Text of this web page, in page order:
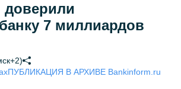
доверили
7 миллиардов
ПУБЛИКАЦИЯ В АРХИВЕ Bankinform.ru